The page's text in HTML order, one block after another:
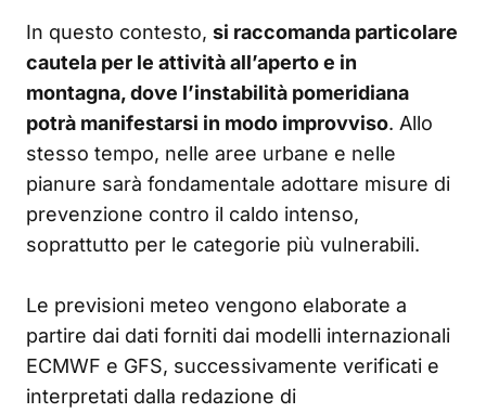
In questo contesto, si raccomanda particolare
cautela per le attività all’aperto e in
montagna, dove l’instabilità pomeridiana
potrà manifestarsi in modo improvviso. Allo
stesso tempo, nelle aree urbane e nelle
pianure sarà fondamentale adottare misure di
prevenzione contro il caldo intenso,
soprattutto per le categorie più vulnerabili.
Le previsioni meteo vengono elaborate a
partire dai dati forniti dai modelli internazionali
ECMWF e GFS, successivamente verificati e
interpretati dalla redazione di